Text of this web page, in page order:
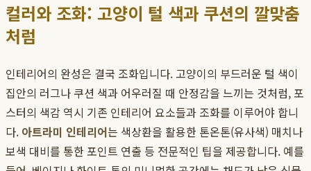
컬러와 조화: 고양이 털 색과 쿠션의 깔맞춤
처럼
인테리어의 완성은 결국 조화입니다. 고양이의 부드러운 털 색이
집안의 러그나 쿠션 색과 어우러질 때 안정감을 느끼는 것처럼, 포
스터의 색감 역시 기존 인테리어 요소들과 조화를 이루어야 합니
다. 아트라미 인테리어는 색상환을 활용한 톤온톤(유사색) 매치나
보색 대비를 통한 포인트 연출 등 전문적인 팁을 제공합니다. 예를